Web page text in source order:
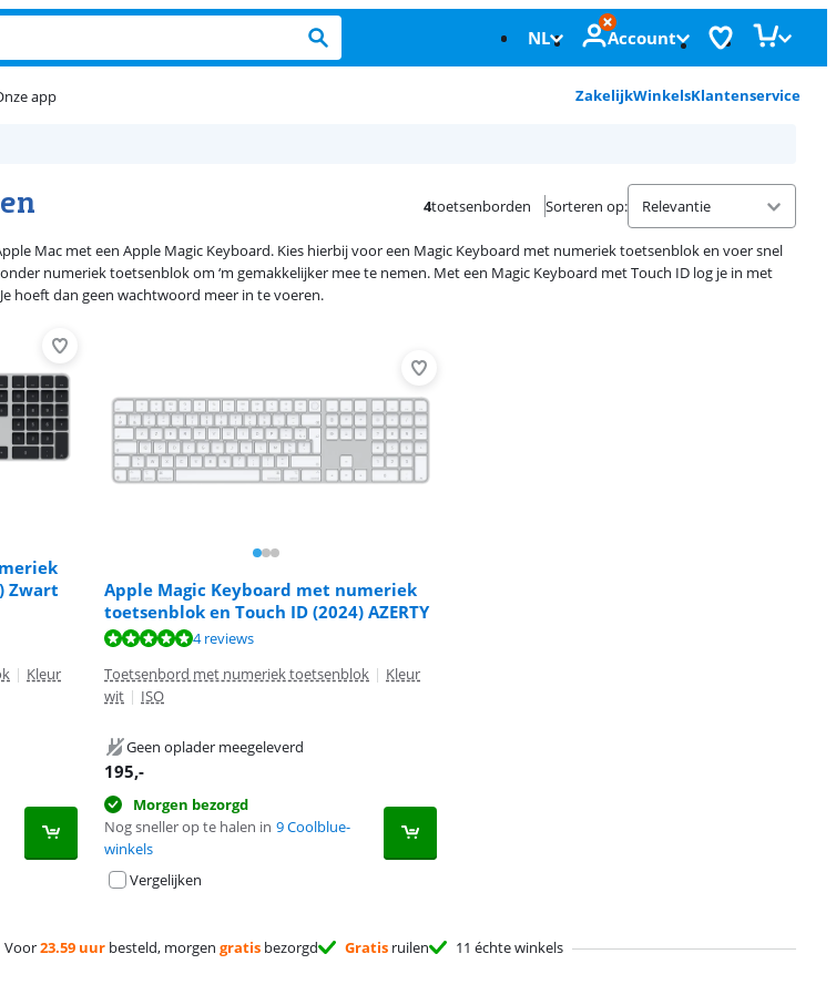
NL Account
app ZakelijkWinkelsKlantenservice
4toetsenborden Sorteren op:
Mac met een Apple Magic Keyboard. Kies hierbij voor een Magic Keyboard met numeriek toetsenblok en voer snel
numeriek toetsenblok om ‘m gemakkelijker mee te nemen. Met een Magic Keyboard met Touch ID log je in met
hoeft dan geen wachtwoord meer in te voeren.
Zwart
4 reviews.
| Kleur
Apple Magic Keyboard met numeriek
toetsenblok en Touch ID (2024) AZERTY
4 reviews.
4 reviews
Toetsenbord met numeriek toetsenblok | Kleur
wit | ISO
Geen oplader meegeleverd
195,-
Morgen bezorgd
Nog sneller op te halen in 9 Coolblue-
winkels
Vergelijken
Voor23.59 uur besteld, morgen gratis bezorgd Gratis ruilen 11 échte winkels